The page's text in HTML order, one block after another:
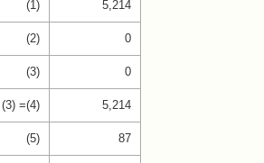
(1) 5,214
(2) 0
(3) 0
=(4) 5,214
(5) 87